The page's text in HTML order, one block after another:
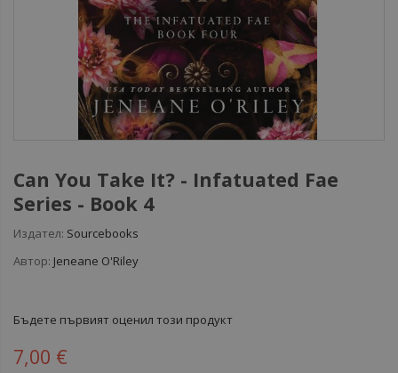
Can You Take It? - Infatuated Fae
Series - Book 4
Издател: Sourcebooks
Автор: Jeneane O'Riley
Бъдете първият оценил този продукт
7,00 €